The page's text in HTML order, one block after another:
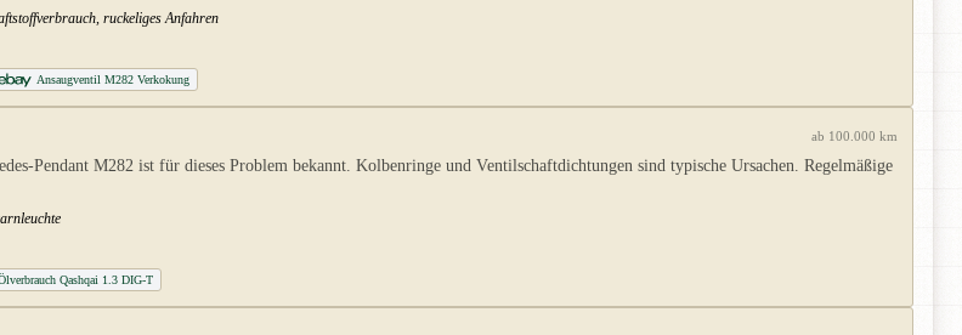
ruckeliges Anfahren
Ansaugventil M282 Verkokung
ab 100.000 km
Pendant M282 ist für dieses Problem bekannt. Kolbenringe und Ventilschaftdichtungen sind typische Ursachen. Regelmäßige
Qashqai 1.3 DIG-T